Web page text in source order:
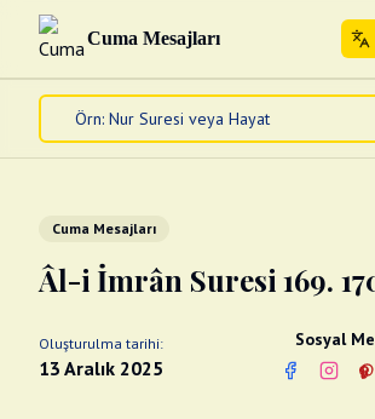
Cuma Mesajları
Cuma Mesajları
Âl-i İmrân Suresi 169.
Oluşturulma tarihi:
13 Aralık 2025
Sosyal
Facebook